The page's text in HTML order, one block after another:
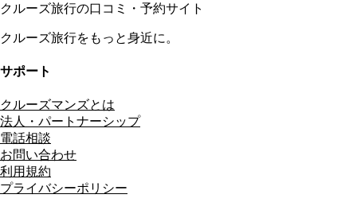
クルーズ旅行の口コミ・予約サイト
クルーズ旅行をもっと身近に。
サポート
クルーズマンズとは
法人・パートナーシップ
電話相談
お問い合わせ
利用規約
プライバシーポリシー